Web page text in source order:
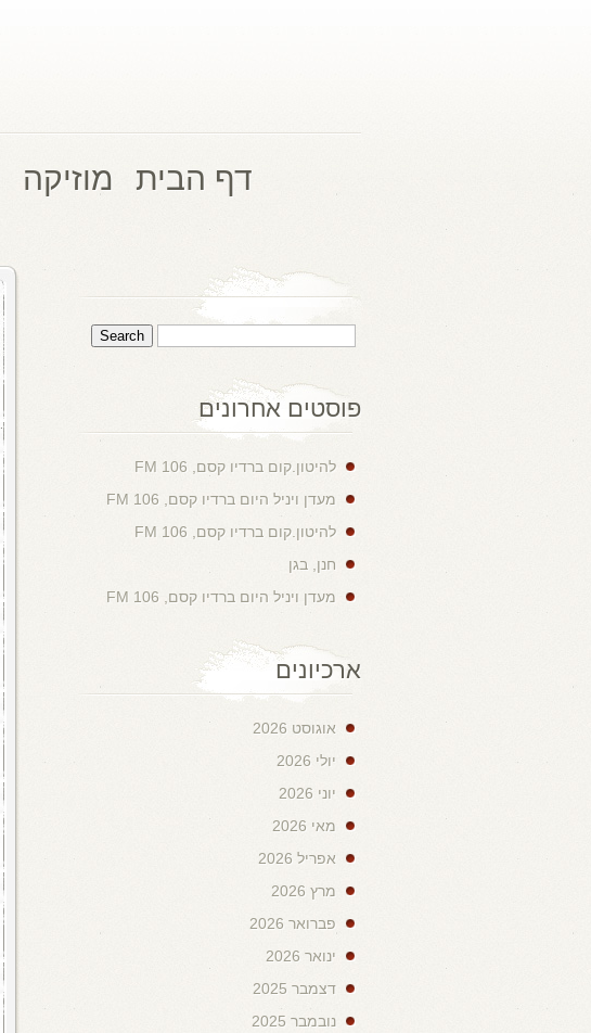
דף הבית מוזיקה
פוסטים אחרונים
להיטון.קום ברדיו קסם, 106 FM
מעדן ויניל היום ברדיו קסם, 106 FM
להיטון.קום ברדיו קסם, 106 FM
חנן, בגן
מעדן ויניל היום ברדיו קסם, 106 FM
ארכיונים
אוגוסט 2026
יולי 2026
יוני 2026
מאי 2026
אפריל 2026
מרץ 2026
פברואר 2026
ינואר 2026
דצמבר 2025
נובמבר 2025